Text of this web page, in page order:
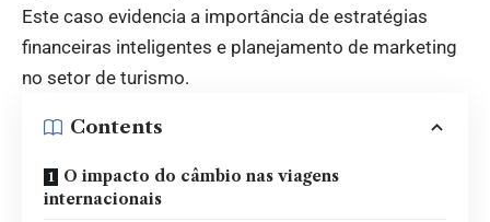
Este caso evidencia a importância de estratégias
financeiras inteligentes e planejamento de marketing
no setor de turismo.
Contents
O impacto do câmbio nas viagens
internacionais